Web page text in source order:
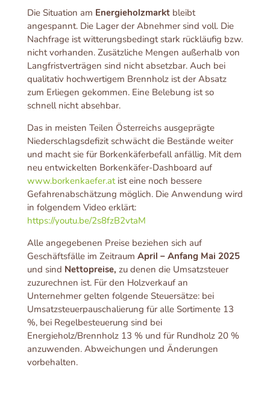
Die Situation am Energieholzmarktbleibt
angespannt. Die Lager der Abnehmer sind voll. Die
Nachfrage ist witterungsbedingt stark rückläufig bzw.
nicht vorhanden. Zusätzliche Mengen außerhalb von
Langfristverträgen sind nicht absetzbar. Auch bei
qualitativ hochwertigem Brennholz ist der Absatz
zum Erliegen gekommen. Eine Belebung ist so
schnell nicht absehbar.
Das in meisten Teilen Österreichs ausgeprägte
Niederschlagsdefizit schwächt die Bestände weiter
und macht sie für Borkenkäferbefall anfällig. Mit dem
neu entwickelten Borkenkäfer-Dashboard auf
www.borkenkaefer.atist eine noch bessere
Gefahrenabschätzung möglich. Die Anwendung wird
in folgendem Video erklärt:
https://youtu.be/2s8fzB2vtaM
Alle angegebenen Preise beziehen sich auf
Geschäftsfälle im Zeitraum April – Anfang Mai 2025
und sind Nettopreise, zu denen die Umsatzsteuer
zuzurechnen ist. Für den Holzverkauf an
Unternehmer gelten folgende Steuersätze: bei
Umsatzsteuerpauschalierung für alle Sortimente 13
%, bei Regelbesteuerung sind bei
Energieholz/Brennholz 13 % und für Rundholz 20 %
anzuwenden. Abweichungen und Änderungen
vorbehalten.